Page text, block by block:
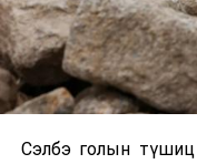
Сэлбэ голын